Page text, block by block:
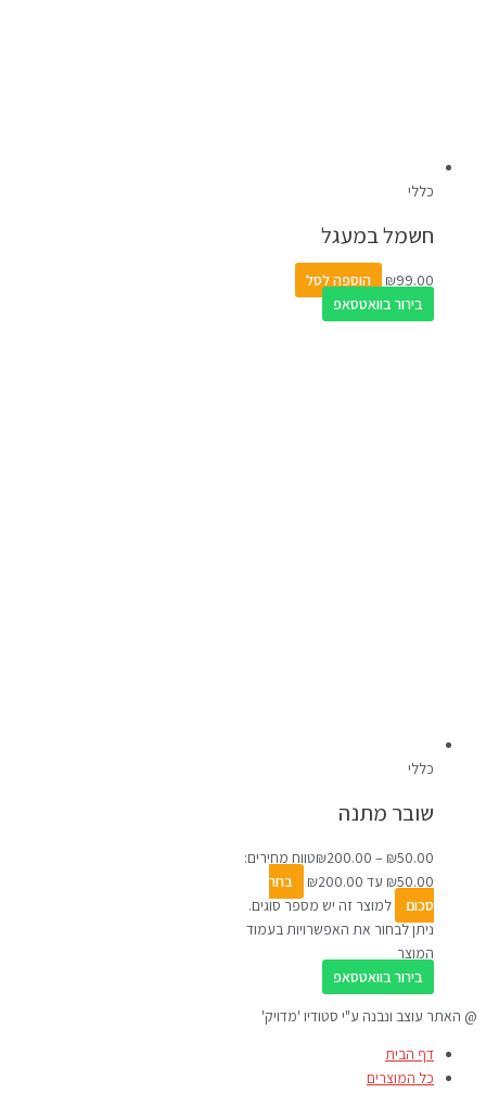
כללי
חשמל במעגל
₪99.00
הוספה לסל
בירור בוואטסאפ
כללי
שובר מתנה
₪50.00
–
₪200.00
טווח מחירים:
בחר
סכום
למוצר זה יש מספר סוגים.
ניתן לבחור את האפשרויות בעמוד
המוצר
בירור בוואטסאפ
@ האתר עוצב ונבנה ע"י סטודיו 'מדויק'
דף הבית
כל המוצרים